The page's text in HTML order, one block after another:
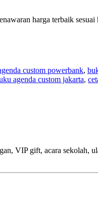
harga terbaik sesuai
custom powerbank,
agenda custom jakarta,
VIP gift, acara sekolah,